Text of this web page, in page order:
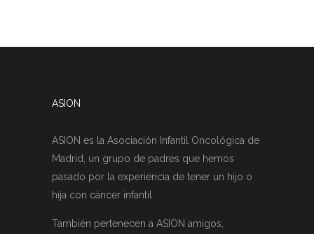
ASION
ASION es la Asociación Infantil Oncológica de
Madrid, un grupo de padres que hemos
pasado por la experiencia de tener un hijo o
hija con cáncer infantil.
También pertenecen a ASION amigos,